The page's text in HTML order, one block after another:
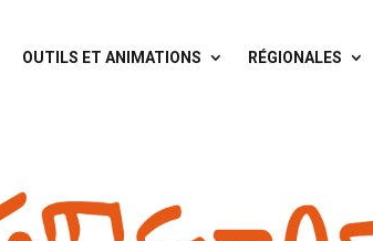
OUTILS ET ANIMATIONS RÉGIONALES